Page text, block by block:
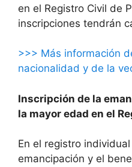
en el Registro Civil de
inscripciones tendrán
>>> Más información
nacionalidad y de la
Inscripción de la
la mayor edad en el
En el registro
emancipación y el